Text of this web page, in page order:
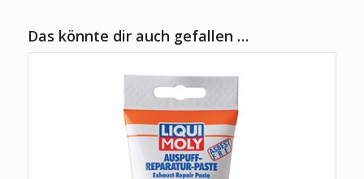
Das könnte dir auch gefallen …